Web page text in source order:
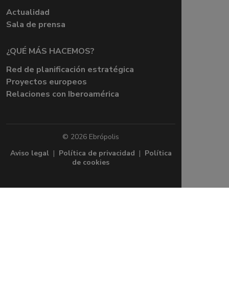
Actualidad
Sala de prensa
¿QUÉ MÁS HACEMOS?
Red de planificación estratégica
Proyectos europeos
Relaciones con Iberoamérica
© 2026 Ebrópolis
Aviso legal| Política de privacidad | Política
de cookies